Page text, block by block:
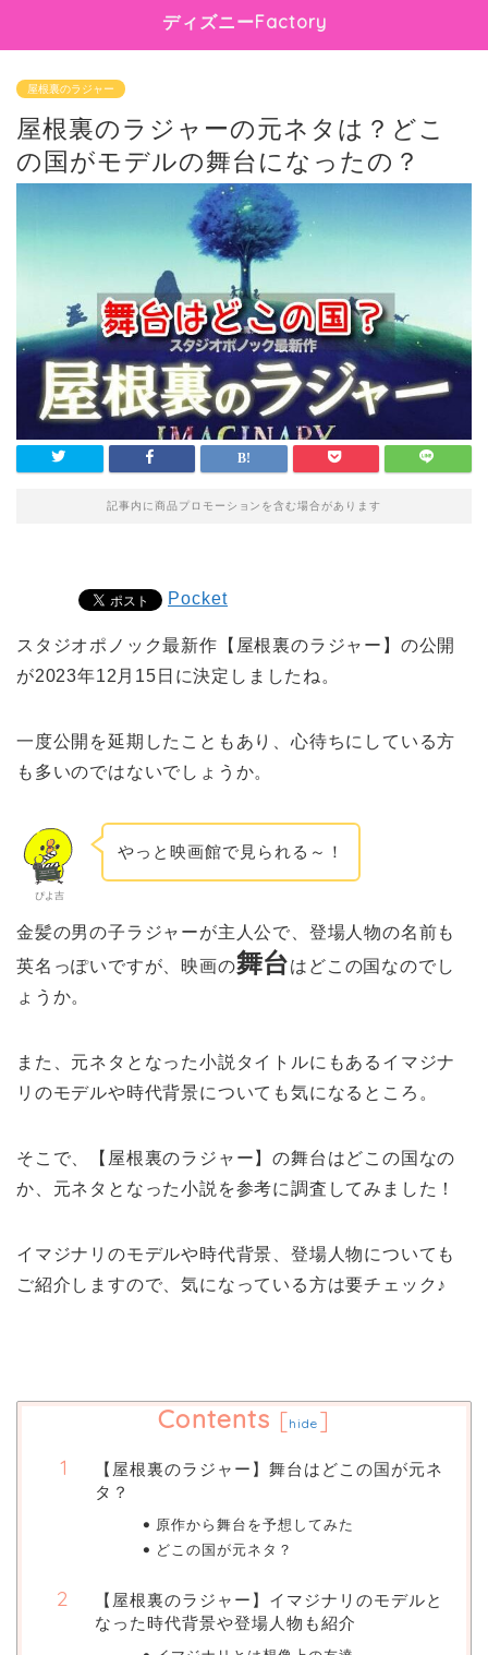
ディズニーFactory
屋根裏のラジャー
屋根裏のラジャーの元ネタは？どこ
の国がモデルの舞台になったの？
記事内に商品プロモーションを含む場合があります
Pocket
スタジオポノック最新作【屋根裏のラジャー】の公開
が2023年12月15日に決定しましたね。
一度公開を延期したこともあり、心待ちにしている方
も多いのではないでしょうか。
ぴよ吉
やっと映画館で見られる～！
金髪の男の子ラジャーが主人公で、登場人物の名前も
英名っぽいですが、映画の舞台はどこの国なのでし
ょうか。
また、元ネタとなった小説タイトルにもあるイマジナ
リのモデルや時代背景についても気になるところ。
そこで、【屋根裏のラジャー】の舞台はどこの国なの
か、元ネタとなった小説を参考に調査してみました！
イマジナリのモデルや時代背景、登場人物についても
ご紹介しますので、気になっている方は要チェック♪
Contents [hide ]
【屋根裏のラジャー】舞台はどこの国が元ネ
タ？
原作から舞台を予想してみた
どこの国が元ネタ？
【屋根裏のラジャー】イマジナリのモデルと
なった時代背景や登場人物も紹介